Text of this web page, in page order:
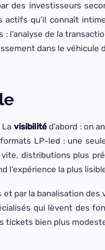
des investisseurs
qu’il connaît
de la
dans le véhicule
visibilitéd’abord : on
LP-led : une
distributions plus
l’expérience la plus
par la banalisation
qui lèvent des
tickets bien plus